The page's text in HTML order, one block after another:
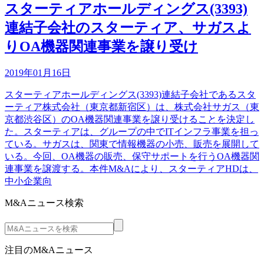
スターティアホールディングス(3393)
連結子会社のスターティア、サガスよ
りOA機器関連事業を譲り受け
2019年01月16日
スターティアホールディングス(3393)連結子会社であるスタ
ーティア株式会社（東京都新宿区）は、株式会社サガス（東
京都渋谷区）のOA機器関連事業を譲り受けることを決定し
た。スターティアは、グループの中でITインフラ事業を担っ
ている。サガスは、関東で情報機器の小売、販売を展開して
いる。今回、OA機器の販売、保守サポートを行うOA機器関
連事業を譲渡する。本件M&Aにより、スターティアHDは、
中小企業向
M&Aニュース検索
注目のM&Aニュース